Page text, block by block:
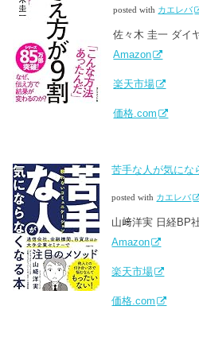
posted with カエレバ
佐々木 圭一 ダイ
Amazon
楽天市場
価格.com
苦手な人が気にな
posted with カエレバ
山﨑洋実 日経BP
Amazon
楽天市場
価格.com